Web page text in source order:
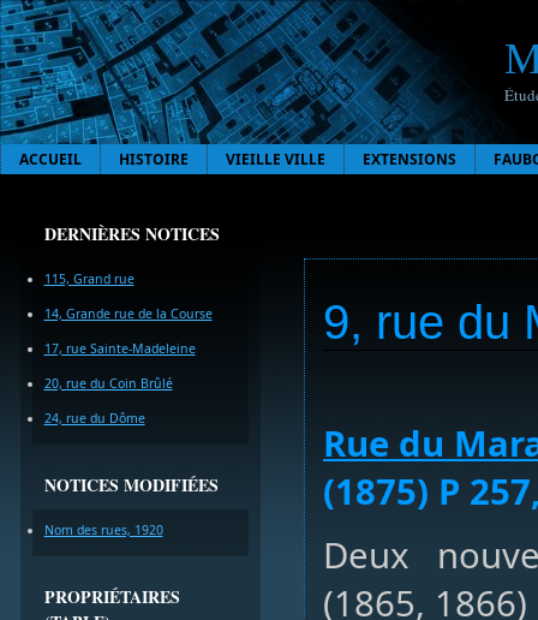
ACCUEIL HISTOIRE VIEILLE VILLE EXTENSIONS
DERNIÈRES NOTICES
115, Grand rue
14, Grande rue de la Course
17, rue Sainte-Madeleine
20, rue du Coin Brûlé
24, rue du Dôme
NOTICES MODIFIÉES
Nom des rues, 1920
PROPRIÉTAIRES
9, rue du
Rue du
(1875) P
Deux
(1865,